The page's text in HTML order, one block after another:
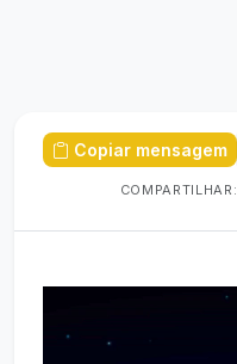
Copiar mensagem
COMPARTILHAR: